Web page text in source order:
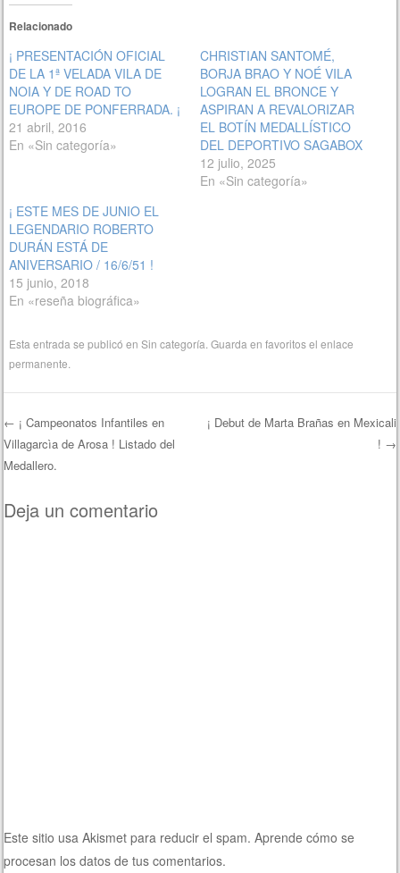
Relacionado
¡ PRESENTACIÓN OFICIAL
DE LA 1ª VELADA VILA DE
NOIA Y DE ROAD TO
EUROPE DE PONFERRADA. ¡
21 abril, 2016
En «Sin categoría»
CHRISTIAN SANTOMÉ,
BORJA BRAO Y NOÉ VILA
LOGRAN EL BRONCE Y
ASPIRAN A REVALORIZAR
EL BOTÍN MEDALLÍSTICO
DEL DEPORTIVO SAGABOX
12 julio, 2025
En «Sin categoría»
¡ ESTE MES DE JUNIO EL
LEGENDARIO ROBERTO
DURÁN ESTÁ DE
ANIVERSARIO / 16/6/51 !
15 junio, 2018
En «reseña biográfica»
Esta entrada se publicó enSin categoría . Guarda en favoritos elenlace
permanente
Navegación de entradas
← ¡ Campeonatos Infantiles en
Villagarcìa de Arosa ! Listado del
Medallero.
¡ Debut de Marta Brañas en Mexicali
! →
Deja un comentario
Este sitio usa Akismet para reducir el spam.Aprende cómo se
procesan los datos de tus comentarios.